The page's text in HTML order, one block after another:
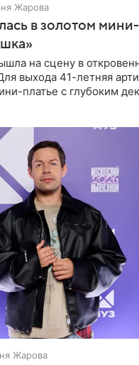
Жарова
в золотом
на сцену в
выхода 41-летняя
платье с глубоким
Жарова